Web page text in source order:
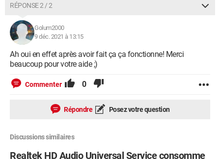
RÉPONSE 2 / 2
Golum2000
9 déc. 2021 à 13:15
Ah oui en effet après avoir fait ça ça fonctionne! Merci
beaucoup pour votre aide ;)
Commenter 0
Répondre Posez votre question
Discussions similaires
Realtek HD Audio Universal Service consomme